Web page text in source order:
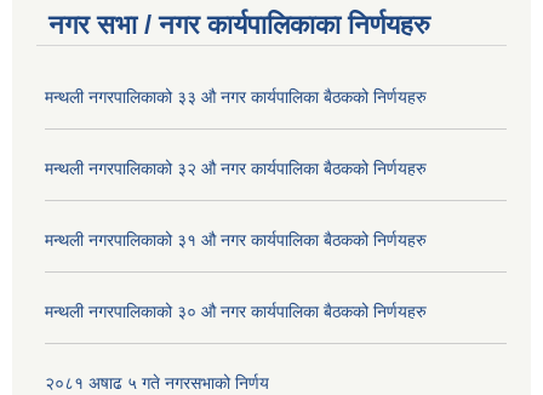
नगर सभा / नगर कार्यपालिकाका निर्णयहरु
मन्थली नगरपालिकाको ३३ औ नगर कार्यपालिका बैठकको निर्णयहरु
मन्थली नगरपालिकाको ३२ औ नगर कार्यपालिका बैठकको निर्णयहरु
मन्थली नगरपालिकाको ३१ औ नगर कार्यपालिका बैठकको निर्णयहरु
मन्थली नगरपालिकाको ३० औ नगर कार्यपालिका बैठकको निर्णयहरु
२०८१ अषाढ ५ गते नगरसभाको निर्णय